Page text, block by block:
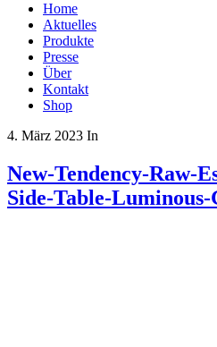
Home
Aktuelles
Produkte
Presse
Über
Kontakt
Shop
4. März 2023 In
New-Tendency-Raw-
Side-Table-Luminous-